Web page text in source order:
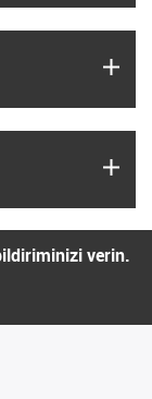
verin.